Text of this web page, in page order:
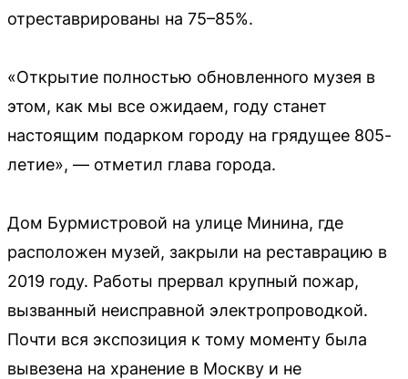
отреставрированы на 75–85%.
«Открытие полностью обновленного музея в
этом, как мы все ожидаем, году станет
настоящим подарком городу на грядущее 805-
летие», — отметил глава города.
Дом Бурмистровой на улице Минина, где
расположен музей, закрыли на реставрацию в
2019 году. Работы прервал крупный пожар,
вызванный неисправной электропроводкой.
Почти вся экспозиция к тому моменту была
вывезена на хранение в Москву и не